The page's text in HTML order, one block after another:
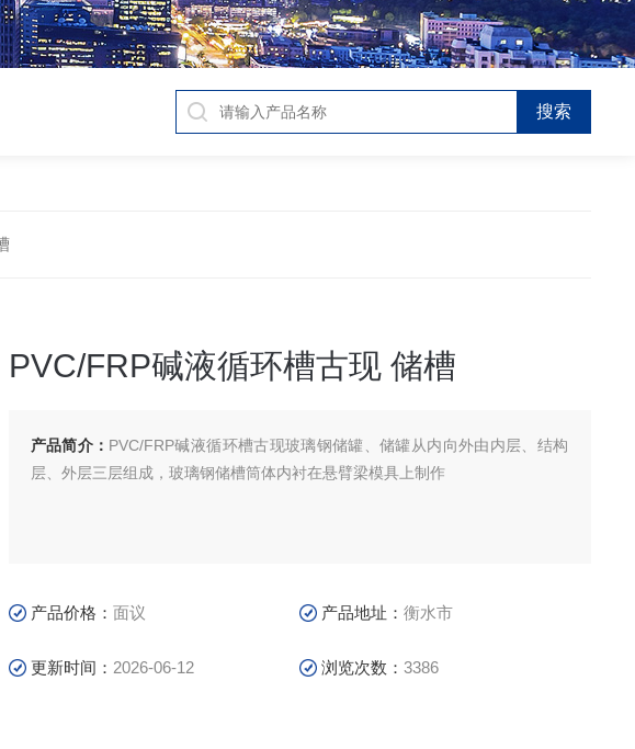
PVC/FRP碱液循环槽古现 储槽
产品简介： PVC/FRP碱液循环槽古现玻璃钢储罐、储罐从内向外由内层、结构
层、外层三层组成，玻璃钢储槽筒体内衬在悬臂梁模具上制作
产品价格：面议 产品地址：衡水市
更新时间： 2026-06-12 浏览次数：3386